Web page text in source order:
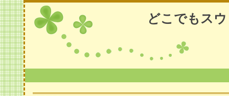
どこでもス